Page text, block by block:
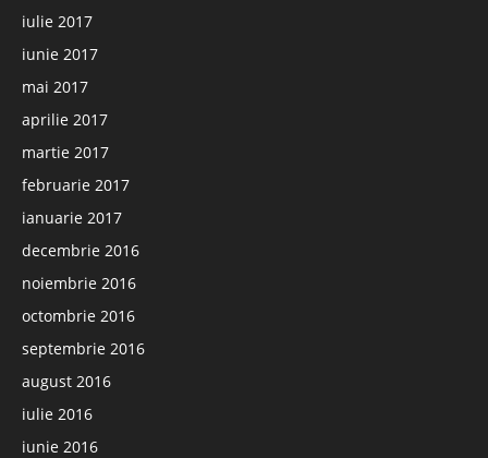
iulie 2017
iunie 2017
mai 2017
aprilie 2017
martie 2017
februarie 2017
ianuarie 2017
decembrie 2016
noiembrie 2016
octombrie 2016
septembrie 2016
august 2016
iulie 2016
iunie 2016